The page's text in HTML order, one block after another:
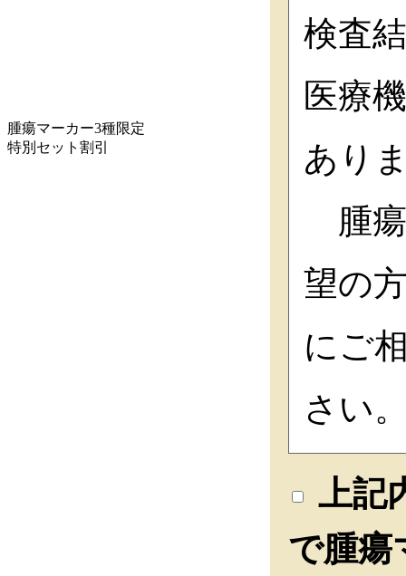
検査
医療
あり
腫瘍
望の
にご
さい
上記
で腫瘍
腫瘍マーカー3種限定
特別セット割引